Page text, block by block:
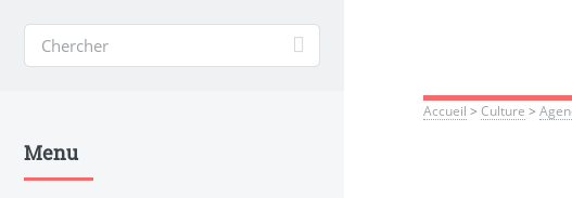
Accueil >Culture >
Menu